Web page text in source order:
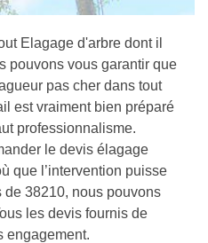
Elagage d'arbre dont il
pouvons vous garantir que
pas cher dans tout
est vraiment bien préparé
professionnalisme.
le devis élagage
que l’intervention puisse
38210, nous pouvons
les devis fournis de
engagement.